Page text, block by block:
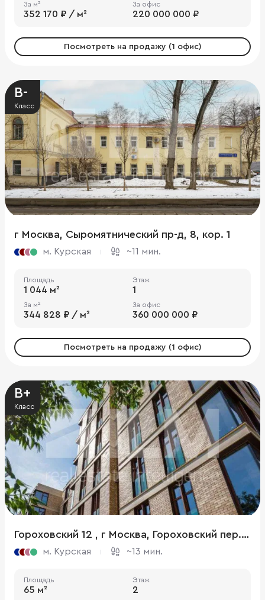
За м²
352 170 ₽ / м²
За офис
220 000 000 ₽
Посмотреть на продажу (1 офис)
B-
Класс
г Москва, Сыромятнический пр-д, 8, кор. 1
м. Курская ~11 мин.
Площадь
1 044 м²
Этаж
1
За м²
344 828 ₽ / м²
За офис
360 000 000 ₽
Посмотреть на продажу (1 офис)
B+
Класс
Гороховский 12 , г Москва, Гороховский пер., 12, стр. 1
м. Курская ~13 мин.
Площадь
65 м²
Этаж
2